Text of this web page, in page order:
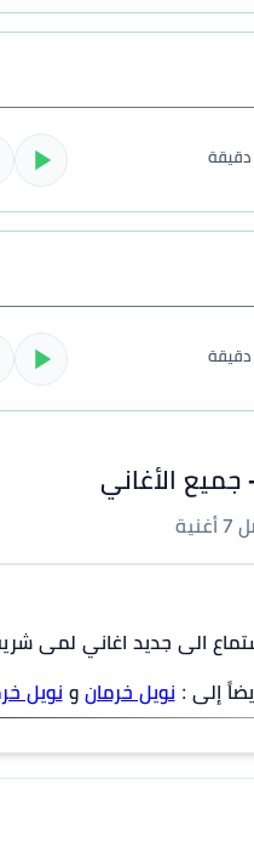
الأغاني
الى جديد اغاني لمى
إلى : نويل خرمان و نويل